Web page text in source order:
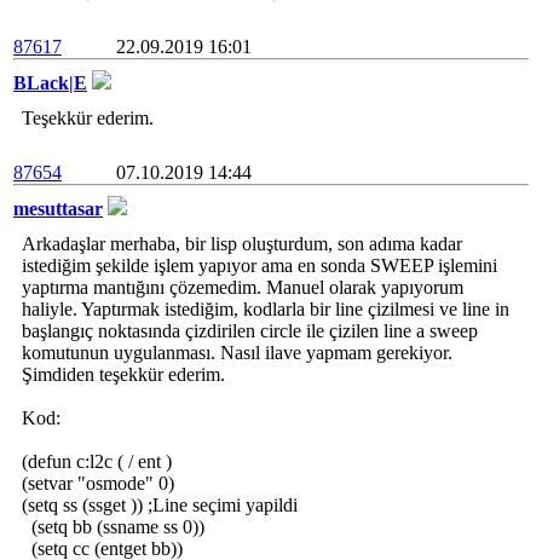
87617
22.09.2019 16:01
BLack|E
Teşekkür ederim.
87654
07.10.2019 14:44
mesuttasar
Arkadaşlar merhaba, bir lisp oluşturdum, son adıma kadar
istediğim şekilde işlem yapıyor ama en sonda SWEEP işlemini
yaptırma mantığını çözemedim. Manuel olarak yapıyorum
haliyle. Yaptırmak istediğim, kodlarla bir line çizilmesi ve line in
başlangıç noktasında çizdirilen circle ile çizilen line a sweep
komutunun uygulanması. Nasıl ilave yapmam gerekiyor.
Şimdiden teşekkür ederim.
Kod:
(defun c:l2c ( / ent )
(setvar "osmode" 0)
(setq ss (ssget )) ;Line seçimi yapildi
(setq bb (ssname ss 0))
(setq cc (entget bb))